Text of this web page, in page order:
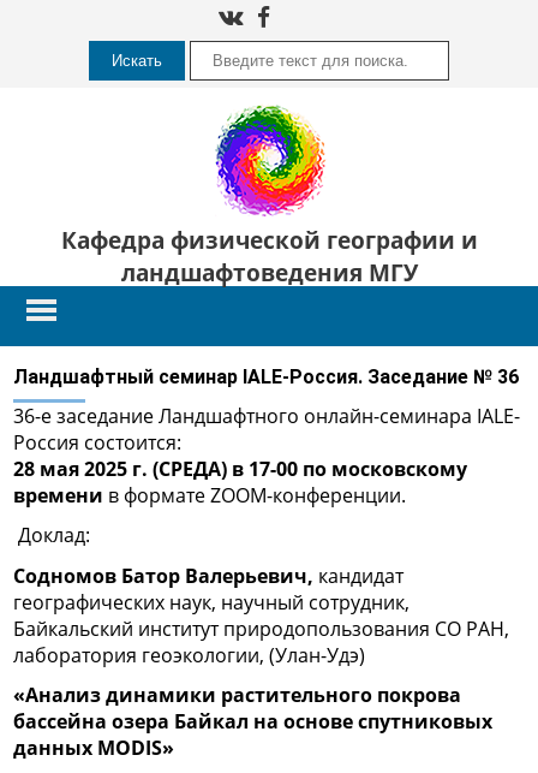
Искать
Кафедра физической географии и
ландшафтоведения МГУ
Ландшафтный семинар IALE-Россия. Заседание № 36
36-е заседание Ландшафтного онлайн-семинара IALE-
Россия состоится:
28 мая 2025 г. (СРЕДА) в 17-00 по московскому
времени в формате ZOOM-конференции.
Доклад:
Содномов Батор Валерьевич, кандидат
географических наук, научный сотрудник,
Байкальский институт природопользования СО РАН,
лаборатория геоэкологии, (Улан-Удэ)
«Анализ динамики растительного покрова
бассейна озера Байкал на основе спутниковых
данных MODIS»